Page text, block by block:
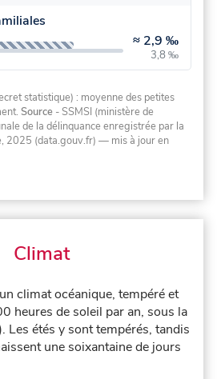
≈ 2,9 ‰
3,8 ‰
statistique) : moyenne des petites
Source - SSMSI (ministère de
de la délinquance enregistrée par la
2025 (data.gouv.fr) — mis à jour en
Climat
climat océanique, tempéré et
heures de soleil par an, sous la
Les étés y sont tempérés, tandis
une soixantaine de jours